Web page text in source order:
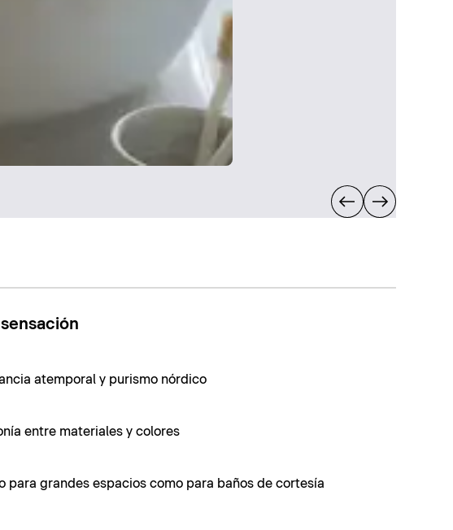
atemporal y purismo nórdico
entre materiales y colores
para grandes espacios como para baños de cortesía